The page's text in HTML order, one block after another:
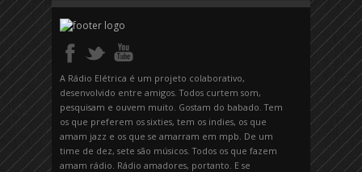
A Rádio Elétrica é um projeto colaborativo,
desenvolvido entre amigos. Todos curtem som,
pesquisam e ouvem muito. Gostam do babado. Tem
os que preferem os sixties, tem os indies, os que
amam jazz e os que se amarram em mpb. De um
time de dez, sete são músicos. Todos os que fazem
amam rádio. Rádio amadores, portanto. E se